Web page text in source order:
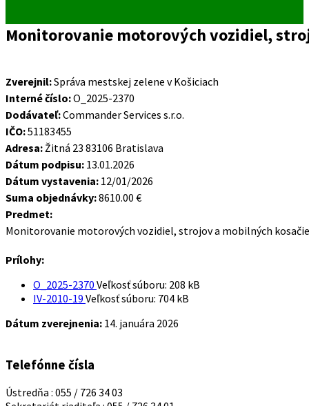
Monitorovanie motorových vozidiel,
Zverejnil:Správa mestskej zelene v Košiciach
Interné číslo:O_2025-2370
Dodávateľ:Commander Services s.r.o.
IČO:51183455
Adresa: Žitná 23 83106 Bratislava
Dátum podpisu: 13.01.2026
Dátum vystavenia: 12/01/2026
Suma objednávky:8610.00 €
Predmet:
Monitorovanie motorových vozidiel, strojov a mobilných
Prílohy:
O_2025-2370 Veľkosť súboru: 208 kB
IV-2010-19 Veľkosť súboru: 704 kB
Dátum zverejnenia: 14. januára 2026
Telefónne čísla
Ústredňa : 055 / 726 34 03